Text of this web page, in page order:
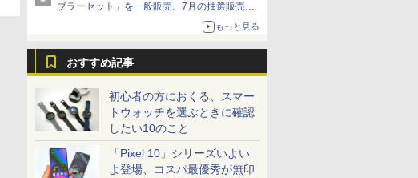
ブラーセット」を一般販売。7月の抽選販売の
もっと見る
おすすめ記事
初心者の方におくる、スマー
トウォッチを選ぶときに確認
したい10のこと
「Pixel 10」シリーズいよい
よ登場、コスパ最優秀が無印